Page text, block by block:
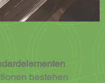
bestehen